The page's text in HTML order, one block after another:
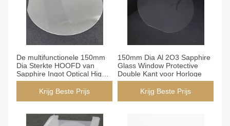
De multifunctionele 150mm
Dia Sterkte HOOFD van
Sapphire Ingot Optical High
Mechanical
Krijg Beste Prijs
150mm Dia Al 2O3 Sapphire
Glass Window Protective
Double Kant voor Horloge
Krijg Beste Prijs